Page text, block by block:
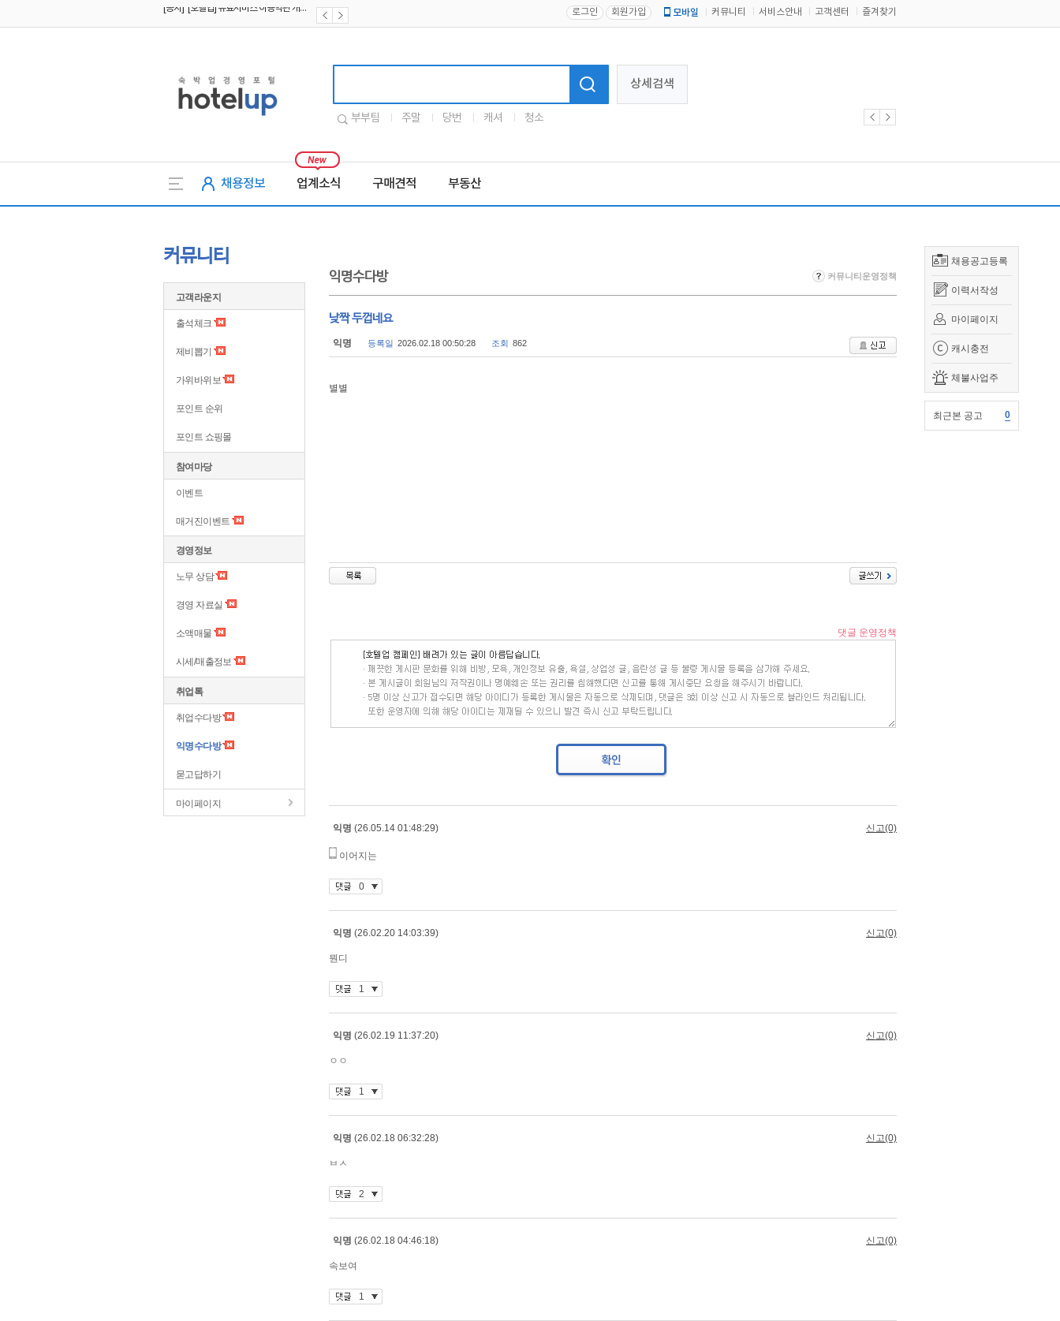
[공지] [호텔업] 개인정보 처리방침 개정본2 (19.09.02) 로그인 회원가입 모바일 커뮤니티 서비스안내 고객센터 즐겨찾기
상세검색
부부팀 주말 당번 캐셔 청소
채용정보 업계소식 구매견적 부동산
채용공고등록
이력서작성
마이페이지
캐시충전
체불사업주
최근본 공고 0
커뮤니티
고객라운지
출석체크
제비뽑기
가위바위보
포인트 순위
포인트 쇼핑몰
참여마당
이벤트
매거진이벤트
경영정보
노무 상담
경영 자료실
소액매물
시세/매출정보
취업톡
취업수다방
익명수다방
묻고답하기
마이페이지
익명수다방 커뮤니티운영정책
낮짝 두껍네요
익명 등록일 2026.02.18 00:50:28 조회 862
별별